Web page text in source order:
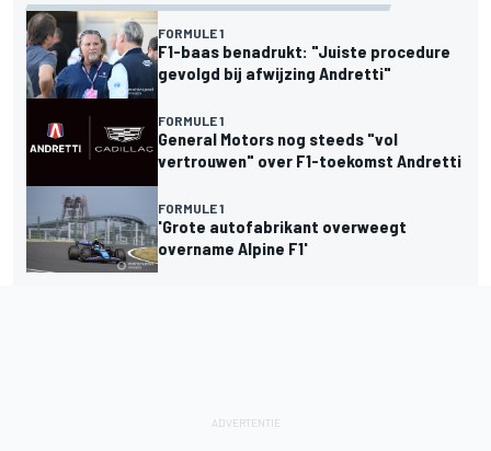
FORMULE 1
F1-baas benadrukt: "Juiste procedure
gevolgd bij afwijzing Andretti"
FORMULE 1
General Motors nog steeds "vol
vertrouwen" over F1-toekomst Andretti
FORMULE 1
'Grote autofabrikant overweegt
overname Alpine F1'